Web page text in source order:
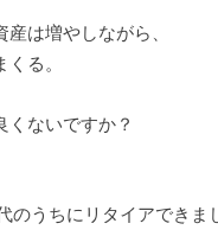
は増やしながら、
る。
くないですか？
のうちにリタイアできま